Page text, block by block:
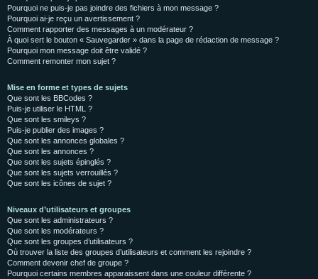
Pourquoi ne puis-je pas joindre des fichiers à mon message ?
Pourquoi ai-je reçu un avertissement ?
Comment rapporter des messages à un modérateur ?
À quoi sert le bouton « Sauvegarder » dans la page de rédaction de message ?
Pourquoi mon message doit être validé ?
Comment remonter mon sujet ?
Mise en forme et types de sujets
Que sont les BBCodes ?
Puis-je utiliser le HTML ?
Que sont les smileys ?
Puis-je publier des images ?
Que sont les annonces globales ?
Que sont les annonces ?
Que sont les sujets épinglés ?
Que sont les sujets verrouillés ?
Que sont les icônes de sujet ?
Niveaux d’utilisateurs et groupes
Que sont les administrateurs ?
Que sont les modérateurs ?
Que sont les groupes d’utilisateurs ?
Où trouver la liste des groupes d’utilisateurs et comment les rejoindre ?
Comment devenir chef de groupe ?
Pourquoi certains membres apparaissent dans une couleur différente ?